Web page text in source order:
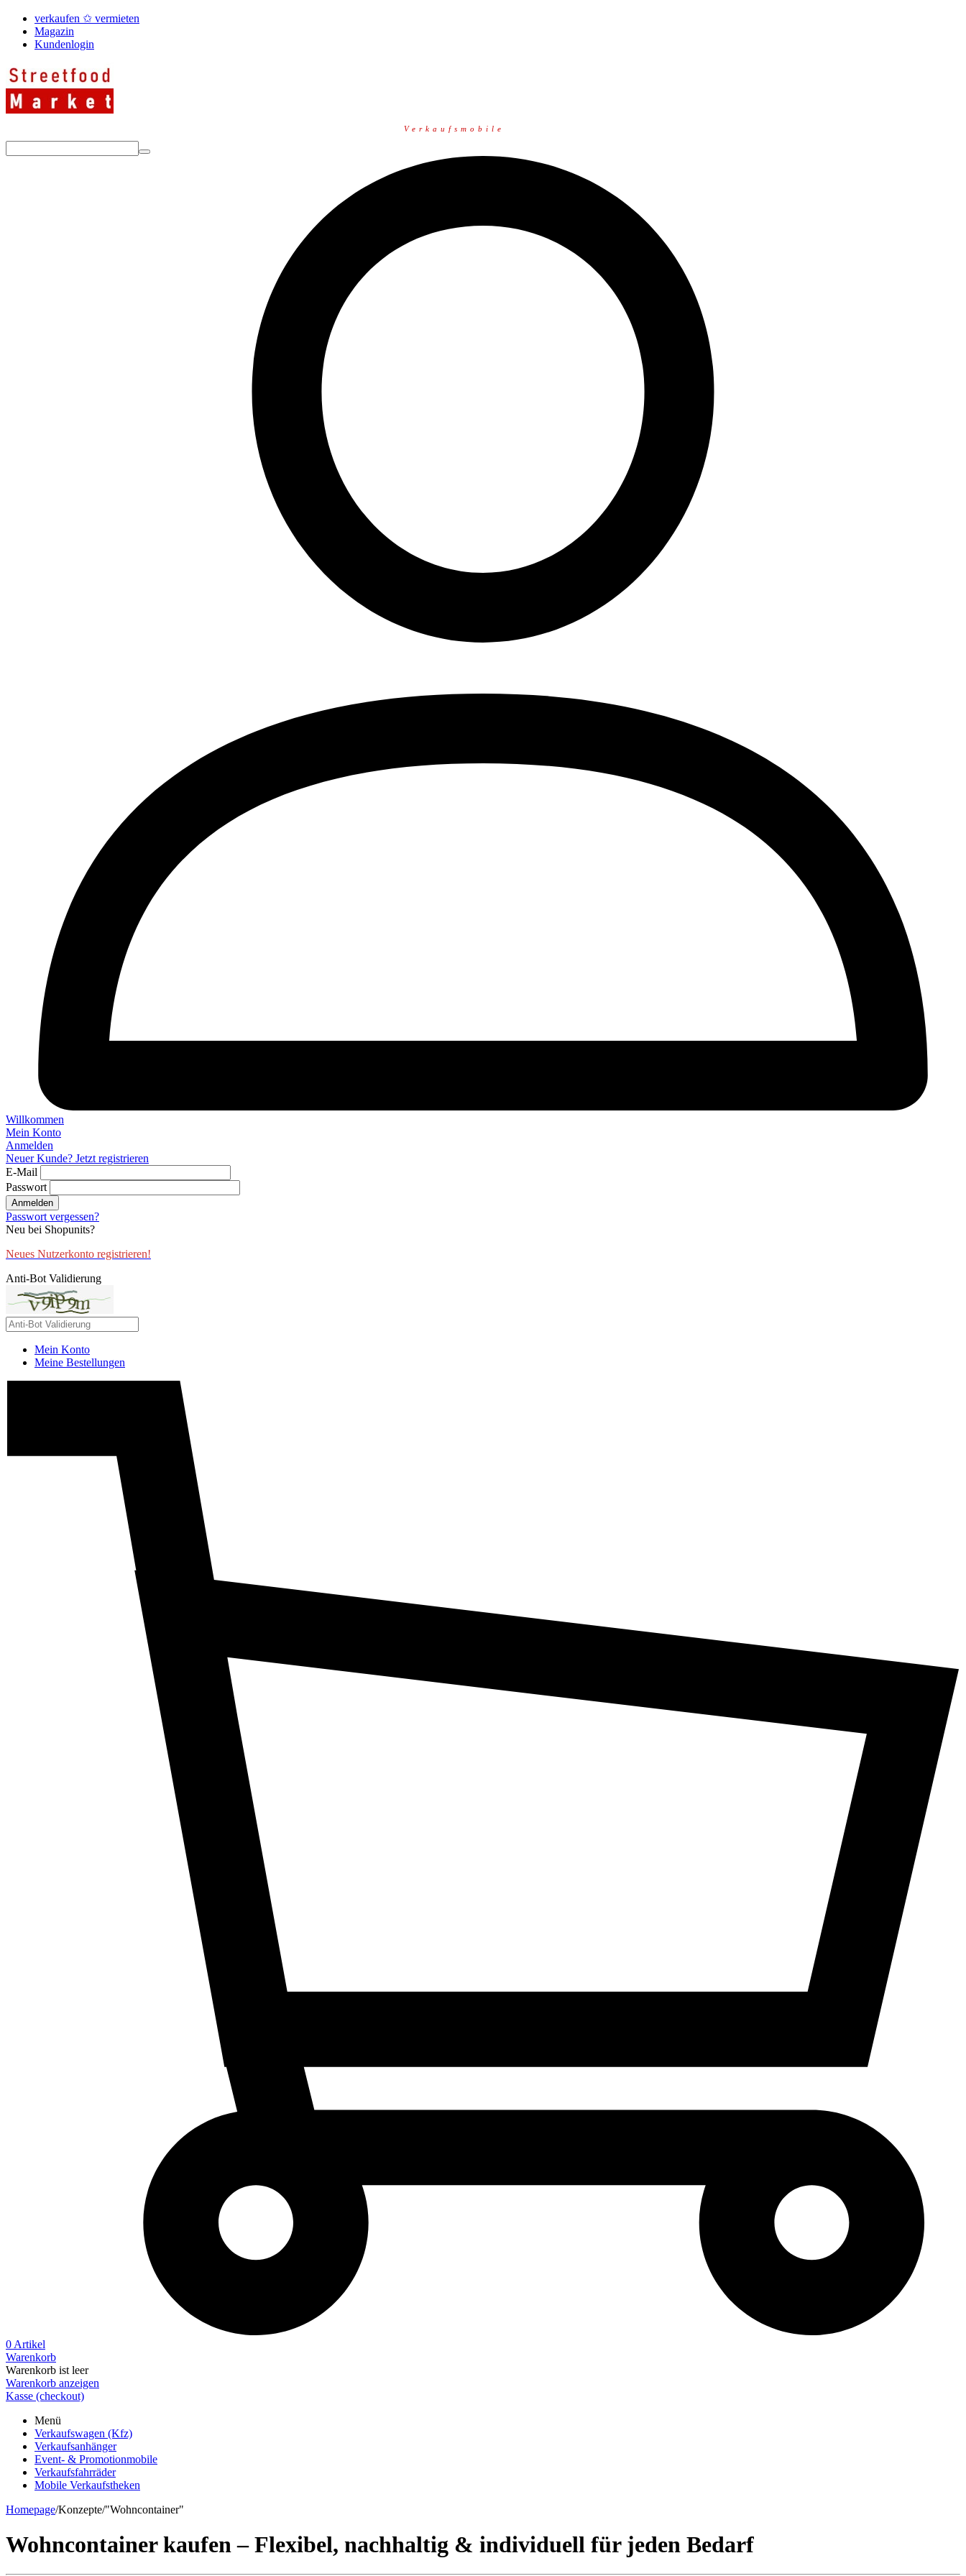
verkaufen ✩ vermieten
Magazin
Kundenlogin
Verkaufsmobile
Willkommen
Mein Konto
Anmelden
Neuer Kunde? Jetzt registrieren
E-Mail
Passwort
Anmelden
Passwort vergessen?
Neu bei Shopunits?
Neues Nutzerkonto registrieren!
Anti-Bot Validierung
Mein Konto
Meine Bestellungen
0 Artikel
Warenkorb
Warenkorb ist leer
Warenkorb anzeigen
Kasse (checkout)
Menü
Verkaufswagen (Kfz)
Verkaufsanhänger
Event- & Promotionmobile
Verkaufsfahrräder
Mobile Verkaufstheken
Homepage/Konzepte/"Wohncontainer"
Wohncontainer kaufen – Flexibel, nachhaltig & individuell für jeden Bedarf